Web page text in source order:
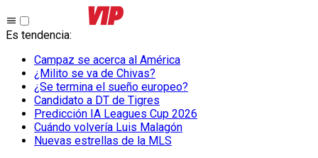
Es tendencia:
Campaz se acerca al América
¿Milito se va de Chivas?
¿Se termina el sueño europeo?
Candidato a DT de Tigres
Predicción IA Leagues Cup 2026
Cuándo volvería Luis Malagón
Nuevas estrellas de la MLS